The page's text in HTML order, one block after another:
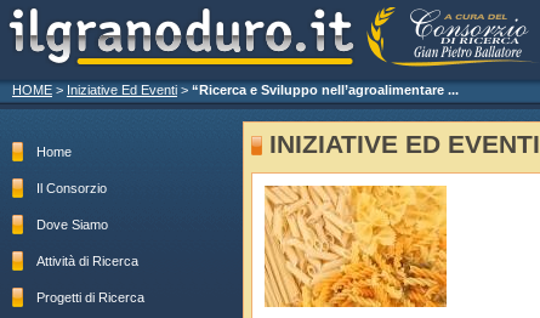
HOME > Iniziative Ed Eventi > “Ricerca e Sviluppo nell’agroalimentare ...
Home
Il Consorzio
Dove Siamo
Attività di Ricerca
Progetti di Ricerca
INIZIATIVE ED EVENTI